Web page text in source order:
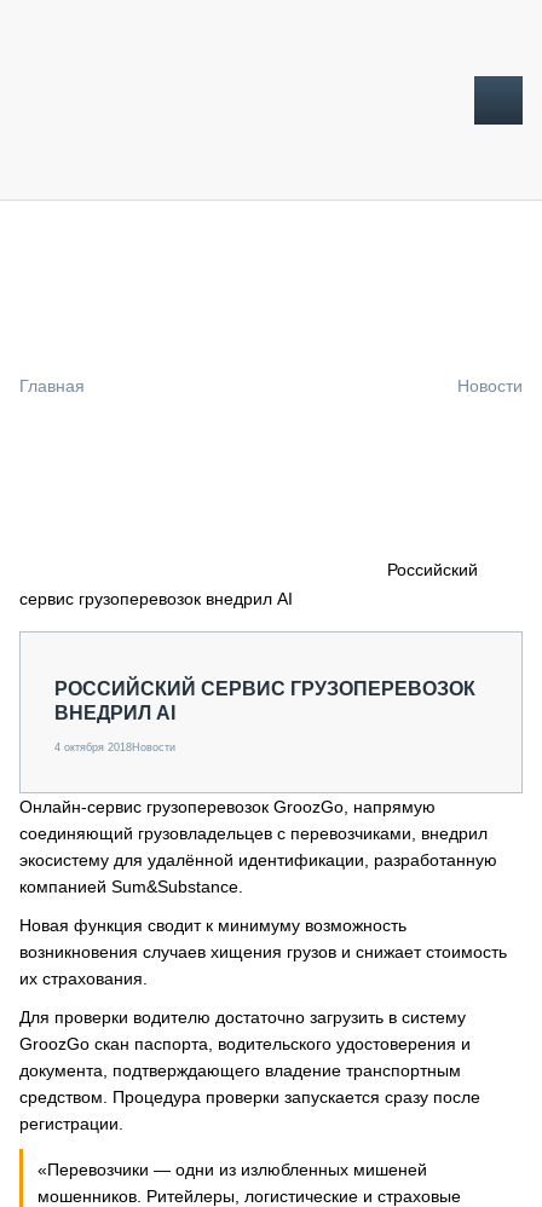
СПЕЦПРОЕКТЫ
О ПРОЕКТЕ
Главная Новости
Российский
сервис грузоперевозок внедрил AI
РОССИЙСКИЙ СЕРВИС ГРУЗОПЕРЕВОЗОК
ВНЕДРИЛ AI
4 октября 2018Новости
Онлайн-сервис грузоперевозок GroozGo, напрямую
соединяющий грузовладельцев с перевозчиками, внедрил
экосистему для удалённой идентификации, разработанную
компанией Sum&Substance.
Новая функция сводит к минимуму возможность
возникновения случаев хищения грузов и снижает стоимость
их страхования.
Для проверки водителю достаточно загрузить в систему
GroozGo скан паспорта, водительского удостоверения и
документа, подтверждающего владение транспортным
средством. Процедура проверки запускается сразу после
регистрации.
«Перевозчики — одни из излюбленных мишеней
мошенников. Ритейлеры, логистические и страховые